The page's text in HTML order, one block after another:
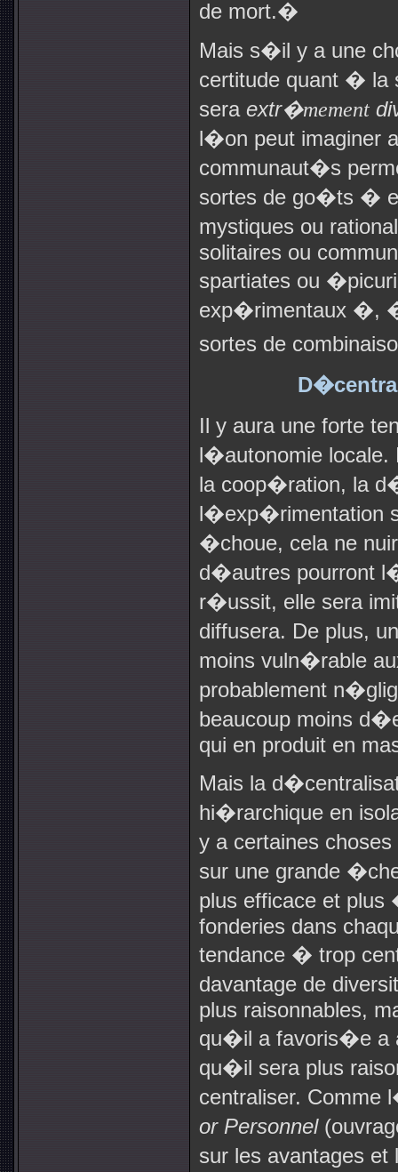
de mort.�
Mais s�il y a une
certitude quant �
sera extr�mement
l�on peut imaginer
communaut�s
sortes de go�ts �
mystiques ou
solitaires ou
spartiates ou
exp�rimentaux �,
sortes de
Il y aura une forte
l�autonomie locale.
la coop�ration, la
l�exp�rimentation
�choue, cela ne
d�autres pourront
r�ussit, elle sera
diffusera. De plus,
moins vuln�rable
probablement
beaucoup moins
qui en produit en
Mais la
hi�rarchique en
y a certaines
sur une grande
plus efficace et plus
fonderies dans
tendance � trop
davantage de
plus raisonnables,
qu�il a favoris�e a
qu�il sera plus
centraliser. Comme
or Personnel
sur les avantages